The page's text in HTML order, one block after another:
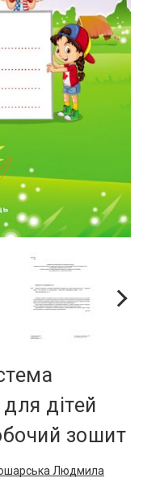
дітей
зошит
Людмила